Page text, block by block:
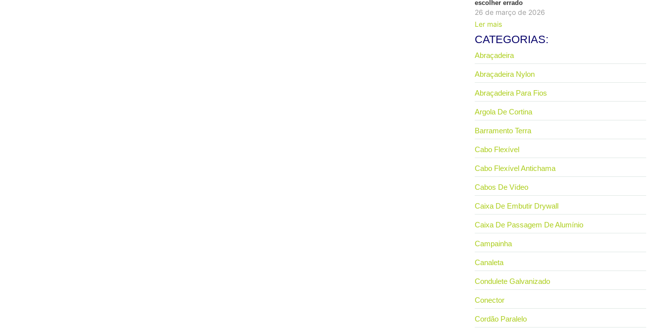
escolher errado
26 de março de 2026
Ler mais
CATEGORIAS:
Abraçadeira
Abraçadeira Nylon
Abraçadeira Para Fios
Argola De Cortina
Barramento Terra
Cabo Flexível
Cabo Flexível Antichama
Cabos De Vídeo
Caixa De Embutir Drywall
Caixa De Passagem De Alumínio
Campainha
Canaleta
Condulete Galvanizado
Conector
Cordão Paralelo